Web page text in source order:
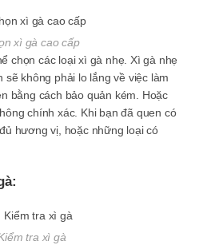
xì gà cao cấp
chọn các loại xì gà nhẹ. Xì gà nhẹ
không phải lo lắng về việc làm
bằng cách bảo quản kém. Hoặc
chính xác. Khi bạn đã quen có
hương vị, hoặc những loại có
tra xì gà